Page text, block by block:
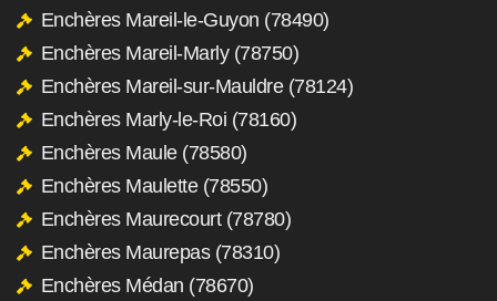
Enchères Mareil-le-Guyon (78490)
Enchères Mareil-Marly (78750)
Enchères Mareil-sur-Mauldre (78124)
Enchères Marly-le-Roi (78160)
Enchères Maule (78580)
Enchères Maulette (78550)
Enchères Maurecourt (78780)
Enchères Maurepas (78310)
Enchères Médan (78670)